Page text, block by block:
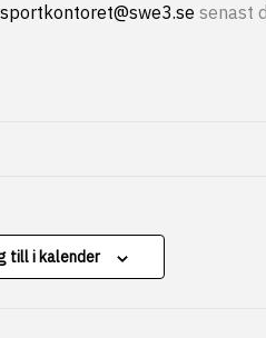
sportkontoret@swe3.se senast
till i kalender